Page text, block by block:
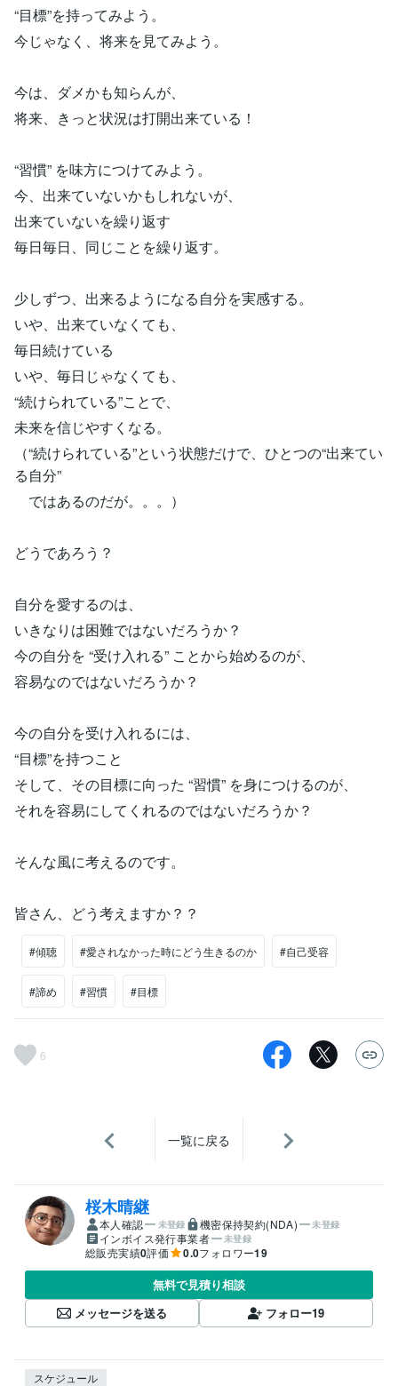
“目標”を持ってみよう。
今じゃなく、将来を見てみよう。
今は、ダメかも知らんが、
将来、きっと状況は打開出来ている！
“習慣” を味方につけてみよう。
今、出来ていないかもしれないが、
出来ていないを繰り返す
毎日毎日、同じことを繰り返す。
少しずつ、出来るようになる自分を実感する。
いや、出来ていなくても、
毎日続けている
いや、毎日じゃなくても、
“続けられている”ことで、
未来を信じやすくなる。
（“続けられている”という状態だけで、ひとつの“出来てい
る自分”
ではあるのだが。。。）
どうであろう？
自分を愛するのは、
いきなりは困難ではないだろうか？
今の自分を “受け入れる” ことから始めるのが、
容易なのではないだろうか？
今の自分を受け入れるには、
“目標”を持つこと
そして、その目標に向った “習慣” を身につけるのが、
それを容易にしてくれるのではないだろうか？
そんな風に考えるのです。
皆さん、どう考えますか？？
#傾聴 #愛されなかった時にどう生きるのか #自己受容
#諦め #習慣 #目標
6
一覧に戻る
桜木晴継
本人確認 未登録 機密保持契約(NDA) 未登録
インボイス発行事業者 未登録
総販売実績0評価 0.0フォロワー19
無料で見積り相談
メッセージを送る
フォロー19
スケジュール